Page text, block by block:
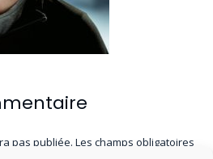
pas publiée. Les champs obligatoires